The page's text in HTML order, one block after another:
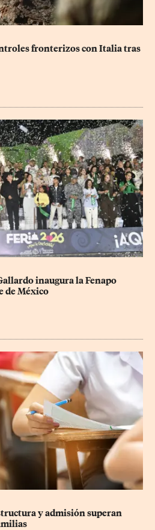
fronterizos con Italia tras
inaugura la Fenapo
de México
y admisión superan